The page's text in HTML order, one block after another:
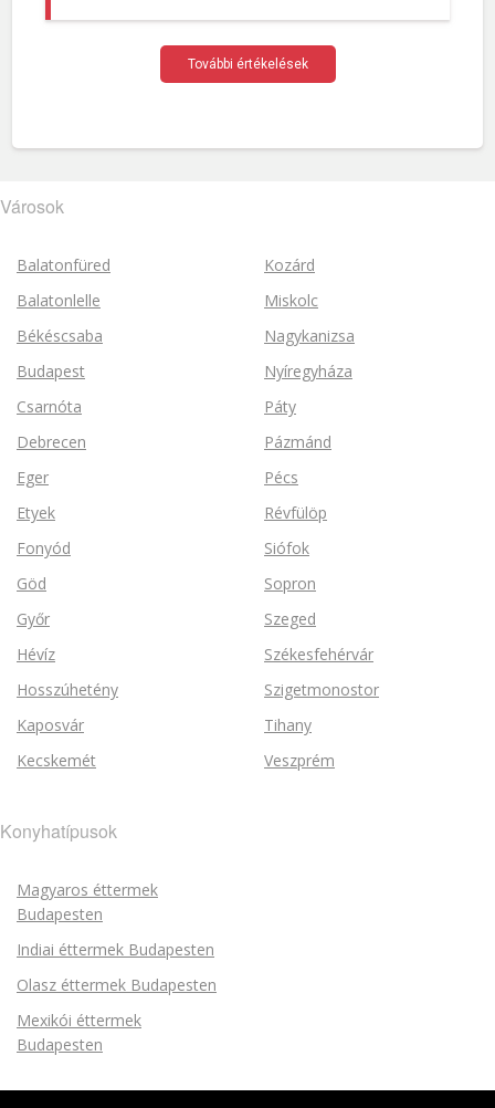
További értékelések
Városok
Balatonfüred
Balatonlelle
Békéscsaba
Budapest
Csarnóta
Debrecen
Eger
Etyek
Fonyód
Göd
Győr
Hévíz
Hosszúhetény
Kaposvár
Kecskemét
Kozárd
Miskolc
Nagykanizsa
Nyíregyháza
Páty
Pázmánd
Pécs
Révfülöp
Siófok
Sopron
Szeged
Székesfehérvár
Szigetmonostor
Tihany
Veszprém
Konyhatípusok
Magyaros éttermek
Budapesten
Indiai éttermek Budapesten
Olasz éttermek Budapesten
Mexikói éttermek
Budapesten